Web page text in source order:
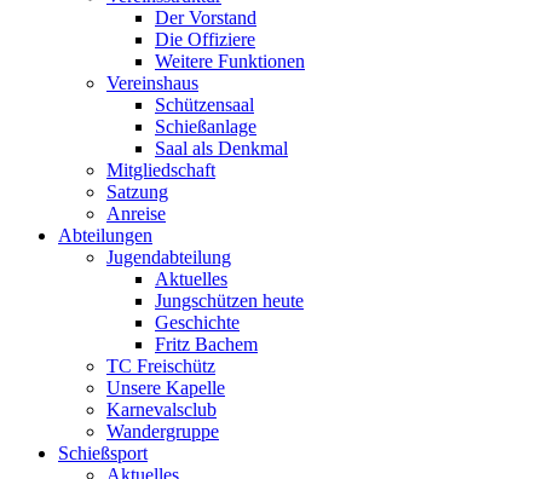
Der Vorstand
Die Offiziere
Weitere Funktionen
Vereinshaus
Schützensaal
Schießanlage
Saal als Denkmal
Mitgliedschaft
Satzung
Anreise
Abteilungen
Jugendabteilung
Aktuelles
Jungschützen heute
Geschichte
Fritz Bachem
TC Freischütz
Unsere Kapelle
Karnevalsclub
Wandergruppe
Schießsport
Aktuelles